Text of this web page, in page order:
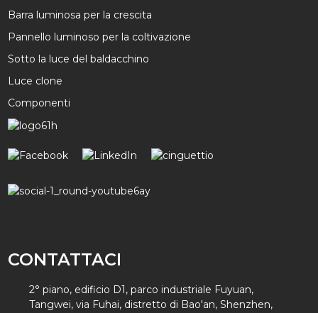
Barra luminosa per la crescita
Pannello luminoso per la coltivazione
Sotto la luce del baldacchino
Luce clone
Componenti
CONTATTACI
2° piano, edificio D1, parco industriale Fuyuan,
Tangwei, via Fuhai, distretto di Bao'an, Shenzhen,